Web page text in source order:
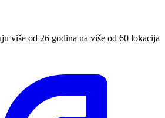
više od 26 godina na više od 60 lokacija